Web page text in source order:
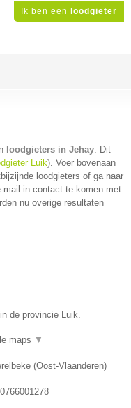
Ik ben een loodgieter
loodgieters in Jehay. Dit
Luik). Voer bovenaan
loodgieters of ga naar
mail in contact te komen met
nu overige resultaten
de provincie Luik.
maps ▼
(Oost-Vlaanderen)